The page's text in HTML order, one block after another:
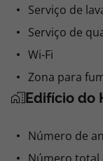
Serviço de
Serviço de
Wi-Fi
Zona para
Edifício do
Número de